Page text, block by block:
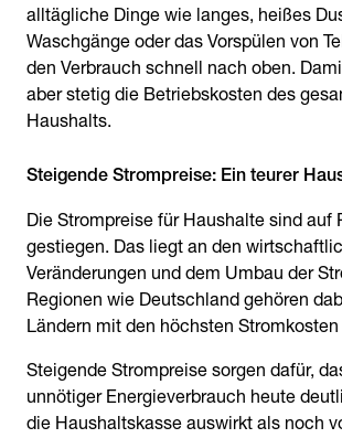
alltägliche Dinge wie langes, heißes
Waschgänge oder das Vorspülen von
den Verbrauch schnell nach oben.
aber stetig die Betriebskosten des
Haushalts.
Steigende Strompreise: Ein teurer
Die Strompreise für Haushalte sind auf
gestiegen. Das liegt an den
Veränderungen und dem Umbau der
Regionen wie Deutschland gehören
Ländern mit den höchsten Stromkosten
Steigende Strompreise sorgen dafür,
unnötiger Energieverbrauch heute
die Haushaltskasse auswirkt als noch